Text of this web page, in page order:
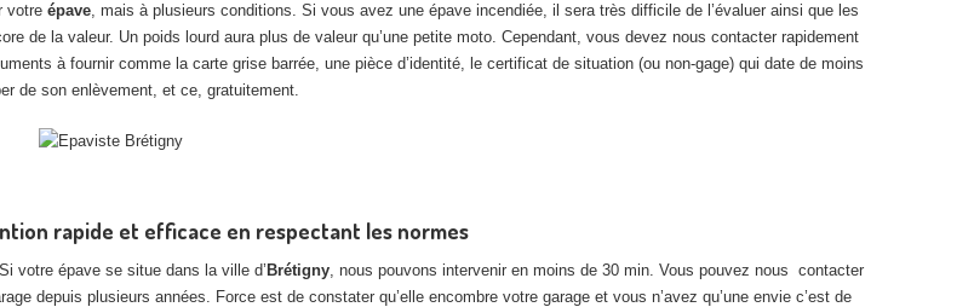
votre épave, mais à plusieurs conditions. Si vous avez une épave incendiée, il sera très difficile de l’évaluer ainsi que les
de la valeur. Un poids lourd aura plus de valeur qu’une petite moto. Cependant, vous devez nous contacter rapidement
à fournir comme la carte grise barrée, une pièce d’identité, le certificat de situation (ou non-gage) qui date de moins
de son enlèvement, et ce, gratuitement.
rapide et efficace en respectant les normes
votre épave se situe dans la ville d’ Brétigny, nous pouvons intervenir en moins de 30 min. Vous pouvez nous contacter
depuis plusieurs années. Force est de constater qu’elle encombre votre garage et vous n’avez qu’une envie c’est de